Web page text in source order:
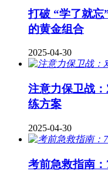
打破 “学了就忘
的黄金组合
2025-04-30
注意力保卫战
练方案
2025-04-30
考前急救指南